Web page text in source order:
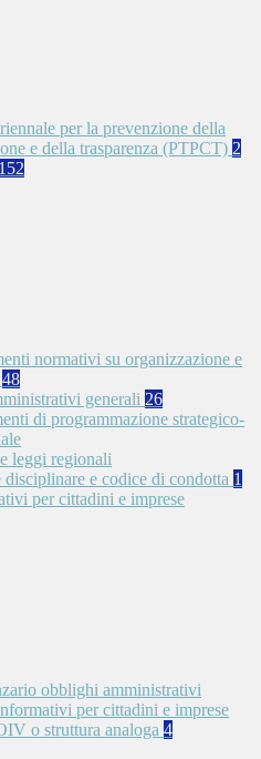
per la prevenzione della
e della trasparenza (PTPCT) 2
152
normativi su organizzazione e
48
generali 26
di programmazione strategico-
leggi regionali
disciplinare e codice di condotta 1
per cittadini e imprese
obblighi amministrativi
per cittadini e imprese
o struttura analoga 4